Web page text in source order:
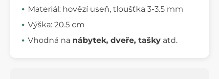
Materiál: hovězí useň, tloušťka 3-3.5 mm
Výška: 20.5 cm
Vhodná na nábytek, dveře, tašky atd.